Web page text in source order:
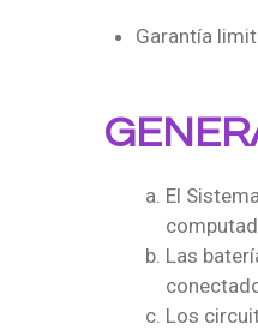
Garantía
El
Las
Los